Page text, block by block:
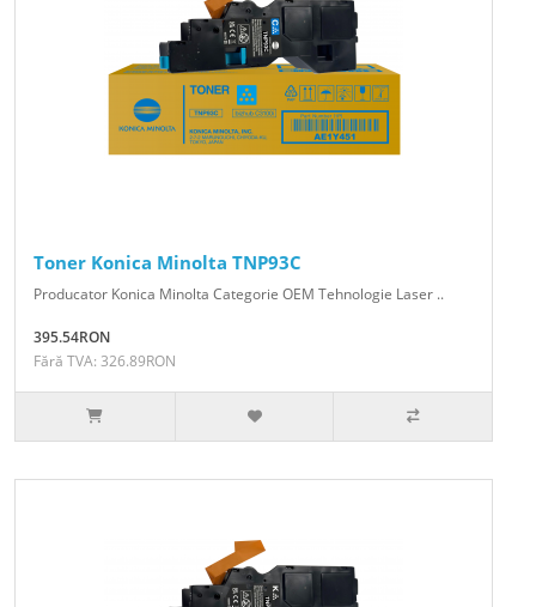
Toner Konica Minolta TNP93C
Producator Konica Minolta Categorie OEM Tehnologie Laser ..
395.54RON
Fără TVA: 326.89RON